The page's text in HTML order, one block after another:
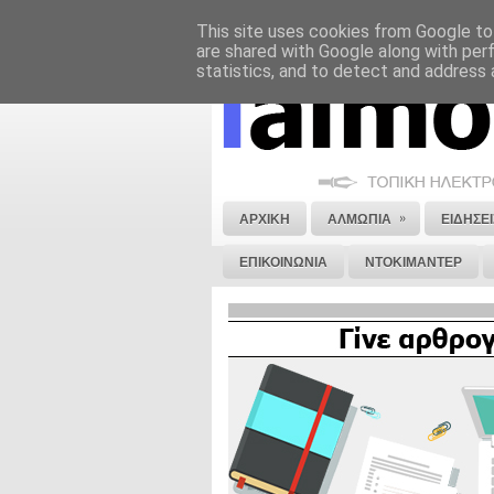
ΝΟΜΙΚΗ ΣΗΜΕΙΩΣΗ ΔΙΑΦΗΜΙΣΗ
ΑΡΧΙΚΗ ΑΛΜΩΠΙΑ »
ΕΠΙΚΟΙΝΩΝΙΑ ΝΤΟΚΙΜΑΝΤΕΡ
This site uses cookies from Google
are shared with Google along with
statistics, and to detect and address